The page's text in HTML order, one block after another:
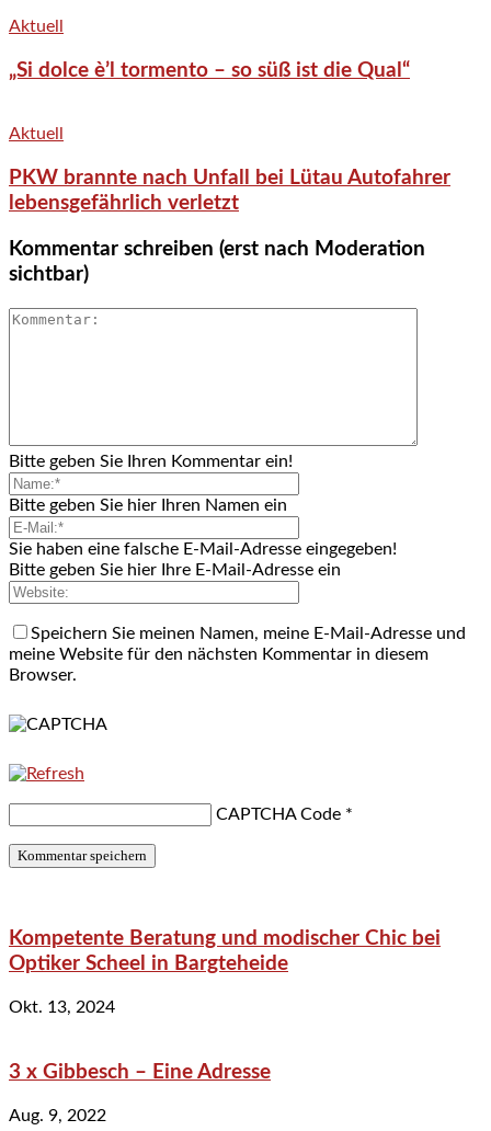
Aktuell
„Si dolce è’l tormento – so süß ist die Qual“
Aktuell
PKW brannte nach Unfall bei Lütau Autofahrer
lebensgefährlich verletzt
Kommentar schreiben (erst nach Moderation
sichtbar)
Bitte geben Sie Ihren Kommentar ein!
Bitte geben Sie hier Ihren Namen ein
Sie haben eine falsche E-Mail-Adresse eingegeben!
Bitte geben Sie hier Ihre E-Mail-Adresse ein
Speichern Sie meinen Namen, meine E-Mail-Adresse und
meine Website für den nächsten Kommentar in diesem
Browser.
CAPTCHA Code *
Kompetente Beratung und modischer Chic bei
Optiker Scheel in Bargteheide
Okt. 13, 2024
3 x Gibbesch – Eine Adresse
Aug. 9, 2022